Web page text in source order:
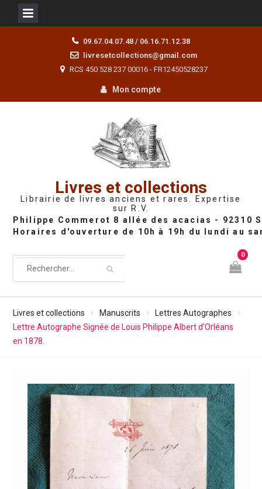
09.67.04.07.48 / 06.16.71.12.38
livresetcollections@gmail.com
RCS 450 528 237 00016 - FR12450528237
Mon compte
Livres et collections
Librairie de livres anciens et rares. Expertise
sur R.V.
0
Livres et collections Manuscrits
Lettres Autographes
Lettre Autographe Signée de Louis Philippe Albert d’Orléans
en 1878.